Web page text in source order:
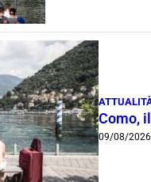
Como,
09/08/2026